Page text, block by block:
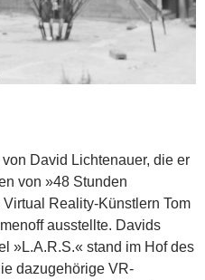
David Lichtenauer, die er
von »48 Stunden
Reality-Künstlern Tom
ausstellte. Davids
»L.A.R.S.« stand im Hof des
dazugehörige VR-